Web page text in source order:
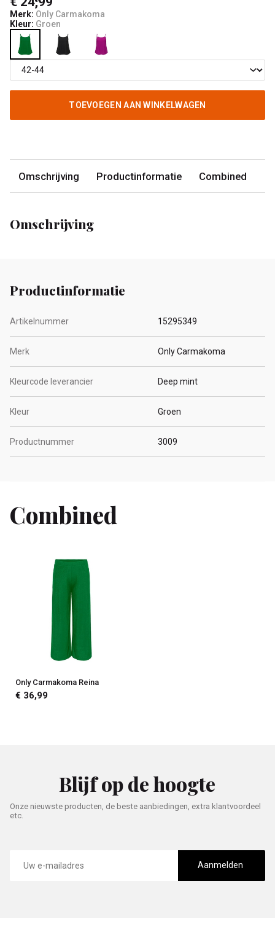
Merk: Only Carmakoma
Kleur: Groen
TOEVOEGEN AAN WINKELWAGEN
Omschrijving Productinformatie Combined
Omschrijving
Productinformatie
Artikelnummer 15295349
Merk Only Carmakoma
Kleurcode leverancier Deep mint
Kleur Groen
Productnummer 3009
Combined
Only Carmakoma Reina
€ 36,99
Blijf op de hoogte
Onze nieuwste producten, de beste aanbiedingen, extra klantvoordeel
etc.
mailadres
Aanmelden